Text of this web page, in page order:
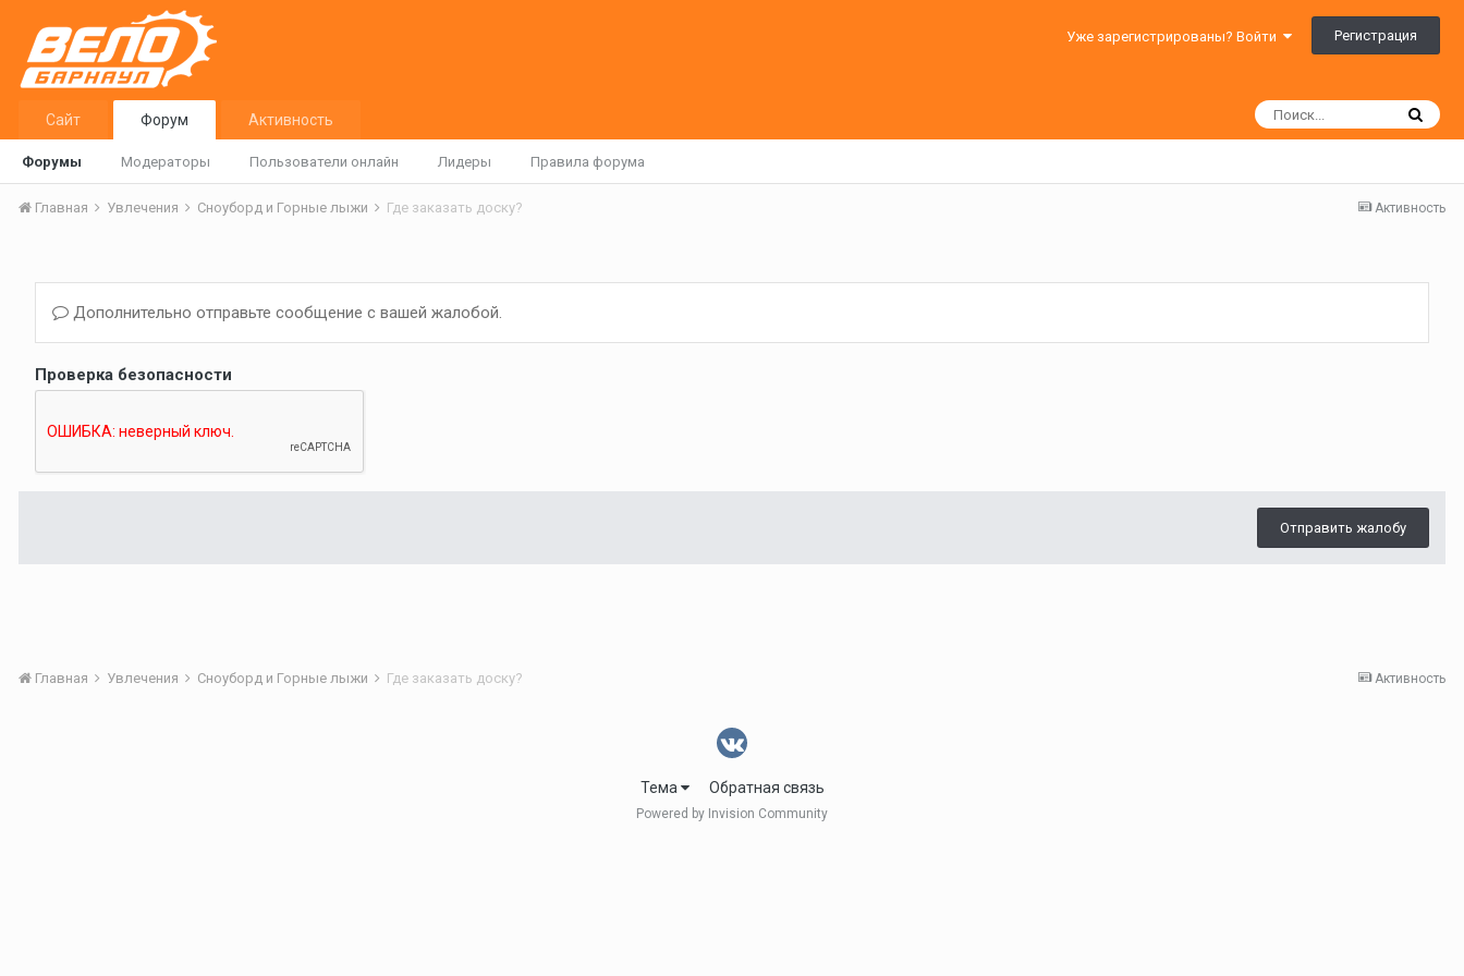
Уже зарегистрированы? Войти Регистрация
Сайт Форум
Форумы Модераторы Пользователи онлайн Лидеры Правила форума
Активность
Активность
Главная Увлечения Сноуборд и Горные лыжи Где заказать доску?
Дополнительно отправьте сообщение с вашей жалобой.
Проверка безопасности
Отправить жалобу
Активность
Главная Увлечения Сноуборд и Горные лыжи Где заказать доску?
Тема Обратная связь
Powered by Invision Community